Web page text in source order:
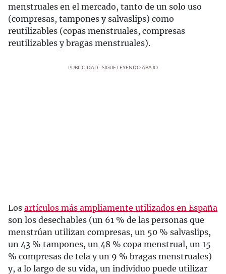
menstruales en el mercado, tanto de un solo uso
(compresas, tampones y salvaslips) como
reutilizables (copas menstruales, compresas
reutilizables y bragas menstruales).
PUBLICIDAD - SIGUE LEYENDO ABAJO
Los artículos más ampliamente utilizados en España
son los desechables (un 61 % de las personas que
menstrúan utilizan compresas, un 50 % salvaslips,
un 43 % tampones, un 48 % copa menstrual, un 15
% compresas de tela y un 9 % bragas menstruales)
y, a lo largo de su vida, un individuo puede utilizar